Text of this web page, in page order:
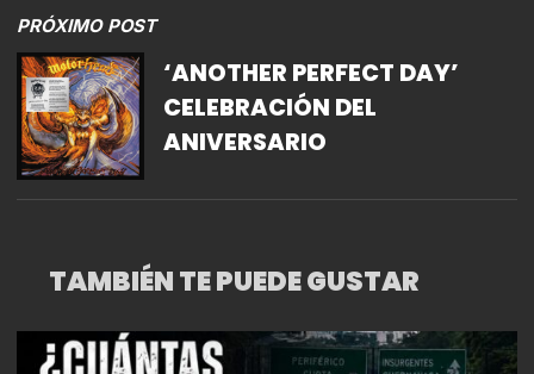
PRÓXIMO POST
‘ANOTHER PERFECT DAY’
CELEBRACIÓN DEL
ANIVERSARIO
TAMBIÉN TE PUEDE GUSTAR